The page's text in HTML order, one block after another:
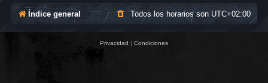
Índice general Todos los horarios sonUTC+02:00
Privacidad | Condiciones